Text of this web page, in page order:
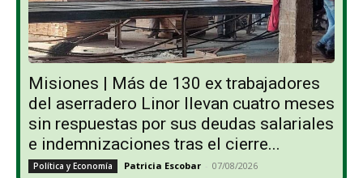
Misiones | Más de 130 ex trabajadores
del aserradero Linor llevan cuatro meses
sin respuestas por sus deudas salariales
e indemnizaciones tras el cierre...
Política y Economía Patricia Escobar - 07/08/2026